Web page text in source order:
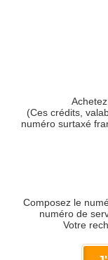
(Ces crédits,
numéro surtaxé
Composez le
numéro de
Votre